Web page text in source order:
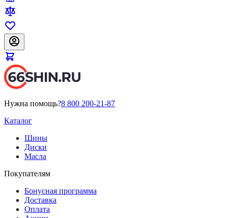
Нужна помощь?8 800 200-21-87
Каталог
Шины
Диски
Масла
Покупателям
Бонусная программа
Доставка
Оплата